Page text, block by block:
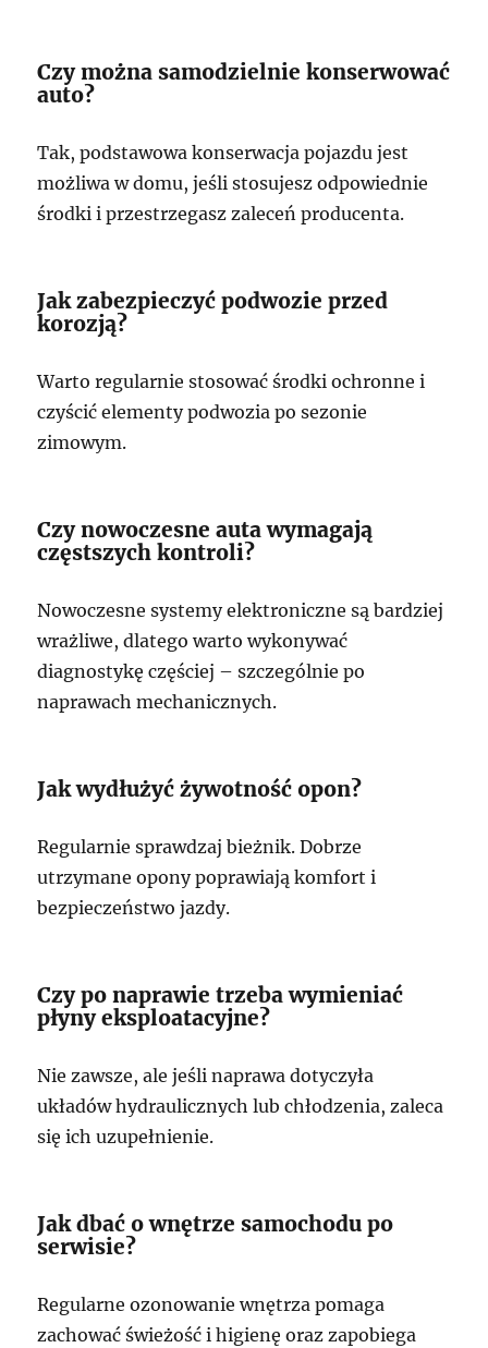
Czy można samodzielnie konserwować
auto?
Tak, podstawowa konserwacja pojazdu jest
możliwa w domu, jeśli stosujesz odpowiednie
środki i przestrzegasz zaleceń producenta.
Jak zabezpieczyć podwozie przed
korozją?
Warto regularnie stosować środki ochronne i
czyścić elementy podwozia po sezonie
zimowym.
Czy nowoczesne auta wymagają
częstszych kontroli?
Nowoczesne systemy elektroniczne są bardziej
wrażliwe, dlatego warto wykonywać
diagnostykę częściej – szczególnie po
naprawach mechanicznych.
Jak wydłużyć żywotność opon?
Regularnie sprawdzaj bieżnik. Dobrze
utrzymane opony poprawiają komfort i
bezpieczeństwo jazdy.
Czy po naprawie trzeba wymieniać
płyny eksploatacyjne?
Nie zawsze, ale jeśli naprawa dotyczyła
układów hydraulicznych lub chłodzenia, zaleca
się ich uzupełnienie.
Jak dbać o wnętrze samochodu po
serwisie?
Regularne ozonowanie wnętrza pomaga
zachować świeżość i higienę oraz zapobiega